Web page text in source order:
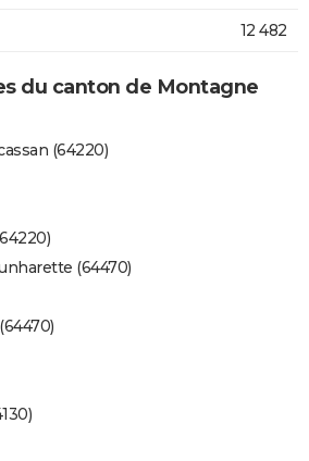
12 482
du canton de Montagne
(64220)
(64470)